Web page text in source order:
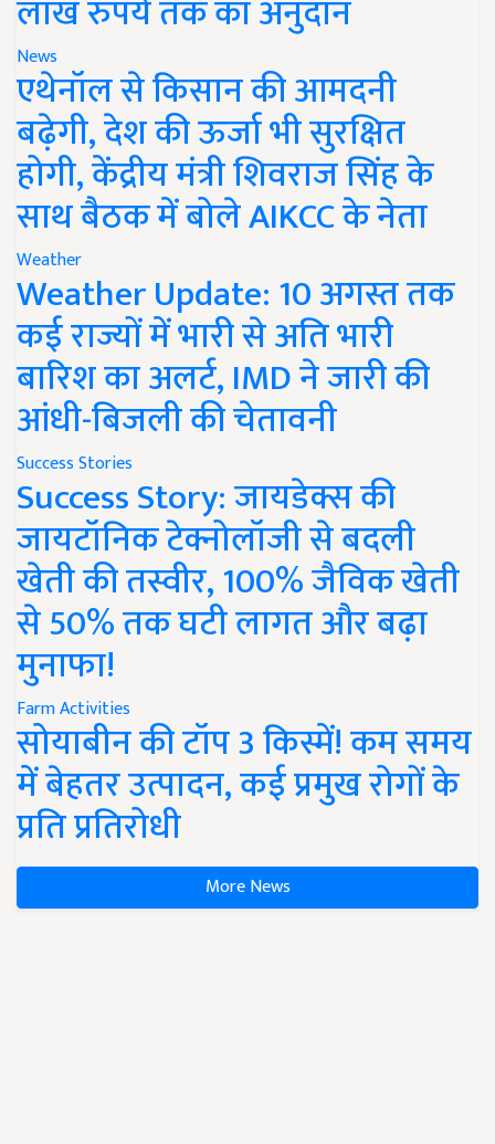
लाख रुपये तक का अनुदान
News
एथेनॉल से किसान की आमदनी
बढ़ेगी, देश की ऊर्जा भी सुरक्षित
होगी, केंद्रीय मंत्री शिवराज सिंह के
साथ बैठक में बोले AIKCC के नेता
Weather
Weather Update: 10 अगस्त तक
कई राज्यों में भारी से अति भारी
बारिश का अलर्ट, IMD ने जारी की
आंधी-बिजली की चेतावनी
Success Stories
Success Story: जायडेक्स की
जायटॉनिक टेक्नोलॉजी से बदली
खेती की तस्वीर, 100% जैविक खेती
से 50% तक घटी लागत और बढ़ा
मुनाफा!
Farm Activities
सोयाबीन की टॉप 3 किस्में! कम समय
में बेहतर उत्पादन, कई प्रमुख रोगों के
प्रति प्रतिरोधी
More News